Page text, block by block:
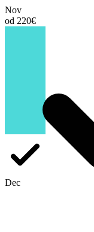
Nov
od 220€
Dec